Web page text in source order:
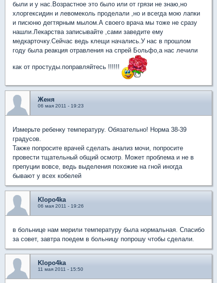
были и у нас.Возрастное это было или от грязи не знаю,но
хлоргексидин и левомеколь проделали ,но и всегда мою лапки
и писюню дегтярным мылом.А своего врача мы тоже не сразу
нашли.Лекарства записывайте ,сами заведите ему
медкарточку.Сейчас ведь клещи начались.У нас в прошлом
году была реакция отравления на спрей Больфо,а нас лечили
как от простуды.поправляйтесь !!!!!!
Женя
06 мая 2011 - 19:23
Измерьте ребенку температуру. Обязательно! Норма 38-39
градусов.
Также попросите врачей сделать анализ мочи, попросите
провести тщательный общий осмотр. Может проблема и не в
препуции вовсе, ведь выделения похожие на гной иногда
бывают у всех кобелей
Klopo4ka
06 мая 2011 - 19:26
в больнице нам мерили температуру была нормальная. Спасибо
за совет, завтра поедем в больницу попрошу чтобы сделали.
Klopo4ka
11 мая 2011 - 15:50